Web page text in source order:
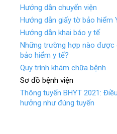
Hướng dẫn chuyển viện
Hướng dẫn giấy tờ bảo hiểm
Hướng dẫn khai báo y tế
Những trường hợp nào được
bảo hiểm y tế?
Quy trình khám chữa bệnh
Sơ đồ bệnh viện
Thông tuyến BHYT 2021:
hưởng như đúng tuyến